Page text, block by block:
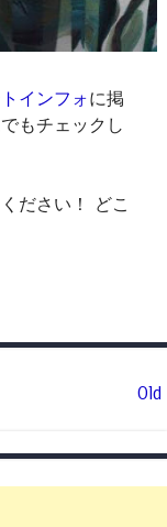
インフォに掲
もチェックし
ださい！ どこ
Old